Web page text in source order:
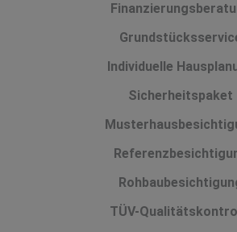
Individuelle
Sicherheitspaket
TÜV-